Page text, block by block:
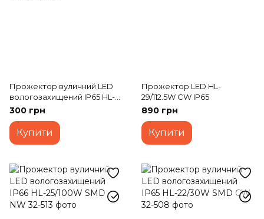
Прожектор вуличний LED
вологозахищений IP65 HL-
20/10W SMD CW
300 грн
Купити
Прожектор LED HL-
29/112.5W CW IP65
890 грн
Купити